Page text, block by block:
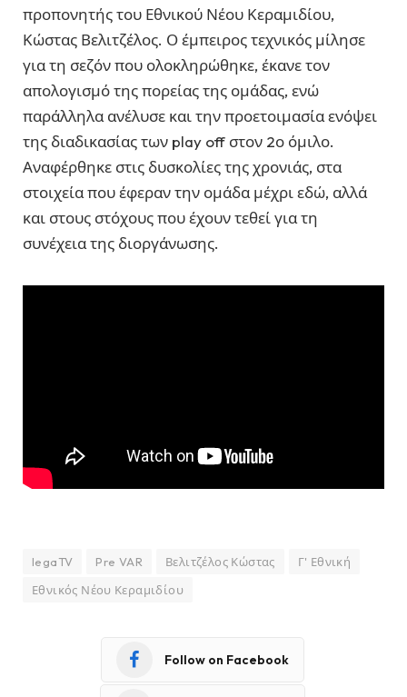
προπονητής του Εθνικού Νέου Κεραμιδίου,
Κώστας Βελιτζέλος. Ο έμπειρος τεχνικός μίλησε
για τη σεζόν που ολοκληρώθηκε, έκανε τον
απολογισμό της πορείας της ομάδας, ενώ
παράλληλα ανέλυσε και την προετοιμασία ενόψει
της διαδικασίας των play off στον 2ο όμιλο.
Αναφέρθηκε στις δυσκολίες της χρονιάς, στα
στοιχεία που έφεραν την ομάδα μέχρι εδώ, αλλά
και στους στόχους που έχουν τεθεί για τη
συνέχεια της διοργάνωσης.
legaTV Pre VAR Βελιτζέλος Κώστας
Γ' Εθνική
Εθνικός Νέου Κεραμιδίου
Follow on Facebook